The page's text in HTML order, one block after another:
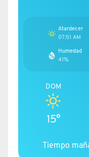
Atardecer
07:51 AM
Humedad
41%
DOM
15°
Tiempo